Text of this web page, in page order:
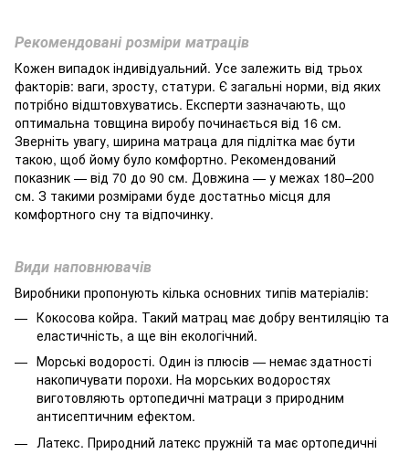
Рекомендовані розміри матраців
Кожен випадок індивідуальний. Усе залежить від трьох
факторів: ваги, зросту, статури. Є загальні норми, від яких
потрібно відштовхуватись. Експерти зазначають, що
оптимальна товщина виробу починається від 16 см.
Зверніть увагу, ширина матраца для підлітка має бути
такою, щоб йому було комфортно. Рекомендований
показник — від 70 до 90 см. Довжина — у межах 180–200
см. З такими розмірами буде достатньо місця для
комфортного сну та відпочинку.
Види наповнювачів
Виробники пропонують кілька основних типів матеріалів:
Кокосова койра. Такий матрац має добру вентиляцію та
еластичність, а ще він екологічний.
Морські водорості. Один із плюсів — немає здатності
накопичувати порохи. На морських водоростях
виготовляють ортопедичні матраци з природним
антисептичним ефектом.
Латекс. Природний латекс пружній та має ортопедичні